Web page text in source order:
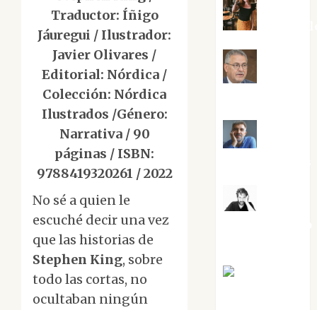
Traductor: Íñigo
Jáuregui / Ilustrador:
Javier Olivares /
Editorial: Nórdica /
Colección: Nórdica
Ilustrados /Género:
Narrativa / 90
páginas / ISBN:
9788419320261 / 2022
No sé a quien le
escuché decir una vez
que las historias de
Stephen King, sobre
todo las cortas, no
ocultaban ningún